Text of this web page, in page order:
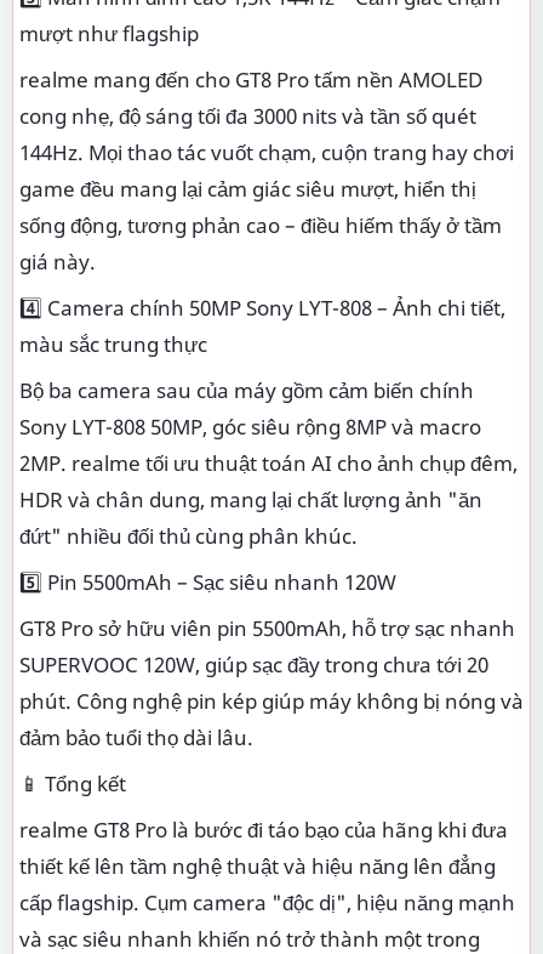
mượt như flagship
realme mang đến cho GT8 Pro tấm nền AMOLED
cong nhẹ, độ sáng tối đa 3000 nits và tần số quét
144Hz. Mọi thao tác vuốt chạm, cuộn trang hay chơi
game đều mang lại cảm giác siêu mượt, hiển thị
sống động, tương phản cao – điều hiếm thấy ở tầm
giá này.
4️⃣ Camera chính 50MP Sony LYT-808 – Ảnh chi tiết,
màu sắc trung thực
Bộ ba camera sau của máy gồm cảm biến chính
Sony LYT-808 50MP, góc siêu rộng 8MP và macro
2MP. realme tối ưu thuật toán AI cho ảnh chụp đêm,
HDR và chân dung, mang lại chất lượng ảnh "ăn
đứt" nhiều đối thủ cùng phân khúc.
5️⃣ Pin 5500mAh – Sạc siêu nhanh 120W
GT8 Pro sở hữu viên pin 5500mAh, hỗ trợ sạc nhanh
SUPERVOOC 120W, giúp sạc đầy trong chưa tới 20
phút. Công nghệ pin kép giúp máy không bị nóng và
đảm bảo tuổi thọ dài lâu.
📱 Tổng kết
realme GT8 Pro là bước đi táo bạo của hãng khi đưa
thiết kế lên tầm nghệ thuật và hiệu năng lên đẳng
cấp flagship. Cụm camera "độc dị", hiệu năng mạnh
và sạc siêu nhanh khiến nó trở thành một trong